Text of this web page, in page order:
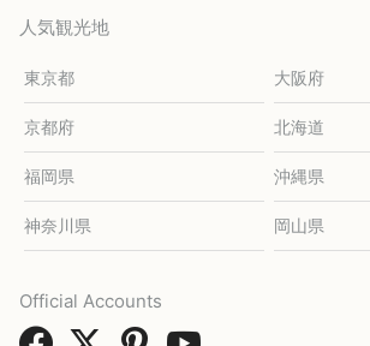
人気観光地
東京都 大阪府
京都府 北海道
福岡県 沖縄県
神奈川県 岡山県
Official Accounts